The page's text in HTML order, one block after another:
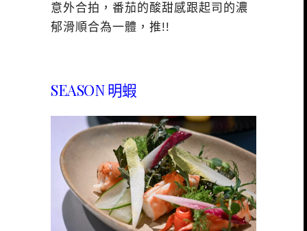
意外合拍，番茄的酸甜感跟起司的濃
郁滑順合為一體，推!!
SEASON 明蝦